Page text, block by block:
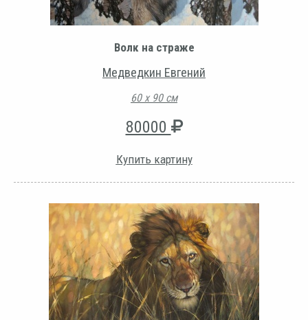
Волк на страже
Медведкин Евгений
60 х 90 см
80000
Купить картину